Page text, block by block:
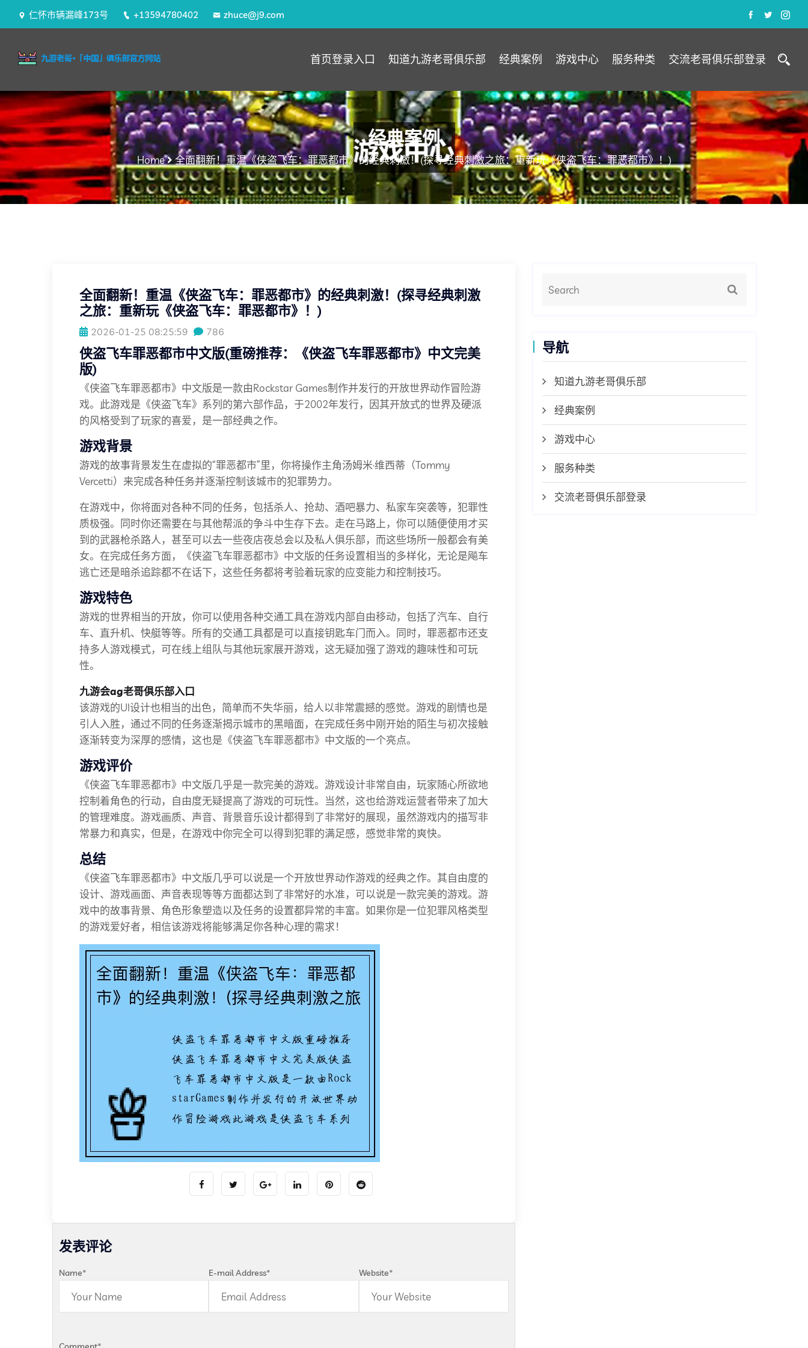
仁怀市辆漏峰173号 +13594780402 zhuce@j9.com
首页登录入口 知道九游老哥俱乐部 经典案例 游戏中心 服务种类 交流老哥俱乐部登录
经典案例
Home 全面翻新！重温《侠盗飞车：罪恶都市》的经典刺激！(探寻经典刺激之旅：重新玩《侠盗飞车：罪恶都市》！)
全面翻新！重温《侠盗飞车：罪恶都市》的经典刺激！(探寻经典刺激
之旅：重新玩《侠盗飞车：罪恶都市》！)
2026-01-25 08:25:59 786
侠盗飞车罪恶都市中文版(重磅推荐：《侠盗飞车罪恶都市》中文完美
版)
《侠盗飞车罪恶都市》中文版是一款由Rockstar Games制作并发行的开放世界动作冒险游
戏。此游戏是《侠盗飞车》系列的第六部作品，于2002年发行，因其开放式的世界及硬派
的风格受到了玩家的喜爱，是一部经典之作。
游戏背景
游戏的故事背景发生在虚拟的“罪恶都市”里，你将操作主角汤姆米·维西蒂（Tommy
Vercetti）来完成各种任务并逐渐控制该城市的犯罪势力。
在游戏中，你将面对各种不同的任务，包括杀人、抢劫、酒吧暴力、私家车突袭等，犯罪性
质极强。同时你还需要在与其他帮派的争斗中生存下去。走在马路上，你可以随便使用才买
到的武器枪杀路人，甚至可以去一些夜店夜总会以及私人俱乐部，而这些场所一般都会有美
女。在完成任务方面，《侠盗飞车罪恶都市》中文版的任务设置相当的多样化，无论是飚车
逃亡还是暗杀追踪都不在话下，这些任务都将考验着玩家的应变能力和控制技巧。
游戏特色
游戏的世界相当的开放，你可以使用各种交通工具在游戏内部自由移动，包括了汽车、自行
车、直升机、快艇等等。所有的交通工具都是可以直接钥匙车门而入。同时，罪恶都市还支
持多人游戏模式，可在线上组队与其他玩家展开游戏，这无疑加强了游戏的趣味性和可玩
性。
九游会ag老哥俱乐部入口
该游戏的UI设计也相当的出色，简单而不失华丽，给人以非常震撼的感觉。游戏的剧情也是
引人入胜，通过不同的任务逐渐揭示城市的黑暗面，在完成任务中刚开始的陌生与初次接触
逐渐转变为深厚的感情，这也是《侠盗飞车罪恶都市》中文版的一个亮点。
游戏评价
《侠盗飞车罪恶都市》中文版几乎是一款完美的游戏。游戏设计非常自由，玩家随心所欲地
控制着角色的行动，自由度无疑提高了游戏的可玩性。当然，这也给游戏运营者带来了加大
的管理难度。游戏画质、声音、背景音乐设计都得到了非常好的展现，虽然游戏内的描写非
常暴力和真实，但是，在游戏中你完全可以得到犯罪的满足感，感觉非常的爽快。
总结
《侠盗飞车罪恶都市》中文版几乎可以说是一个开放世界动作游戏的经典之作。其自由度的
设计、游戏画面、声音表现等等方面都达到了非常好的水准，可以说是一款完美的游戏。游
戏中的故事背景、角色形象塑造以及任务的设置都异常的丰富。如果你是一位犯罪风格类型
的游戏爱好者，相信该游戏将能够满足你各种心理的需求！
发表评论
Name* E-mail Address* Website*
导航
知道九游老哥俱乐部
经典案例
游戏中心
服务种类
交流老哥俱乐部登录